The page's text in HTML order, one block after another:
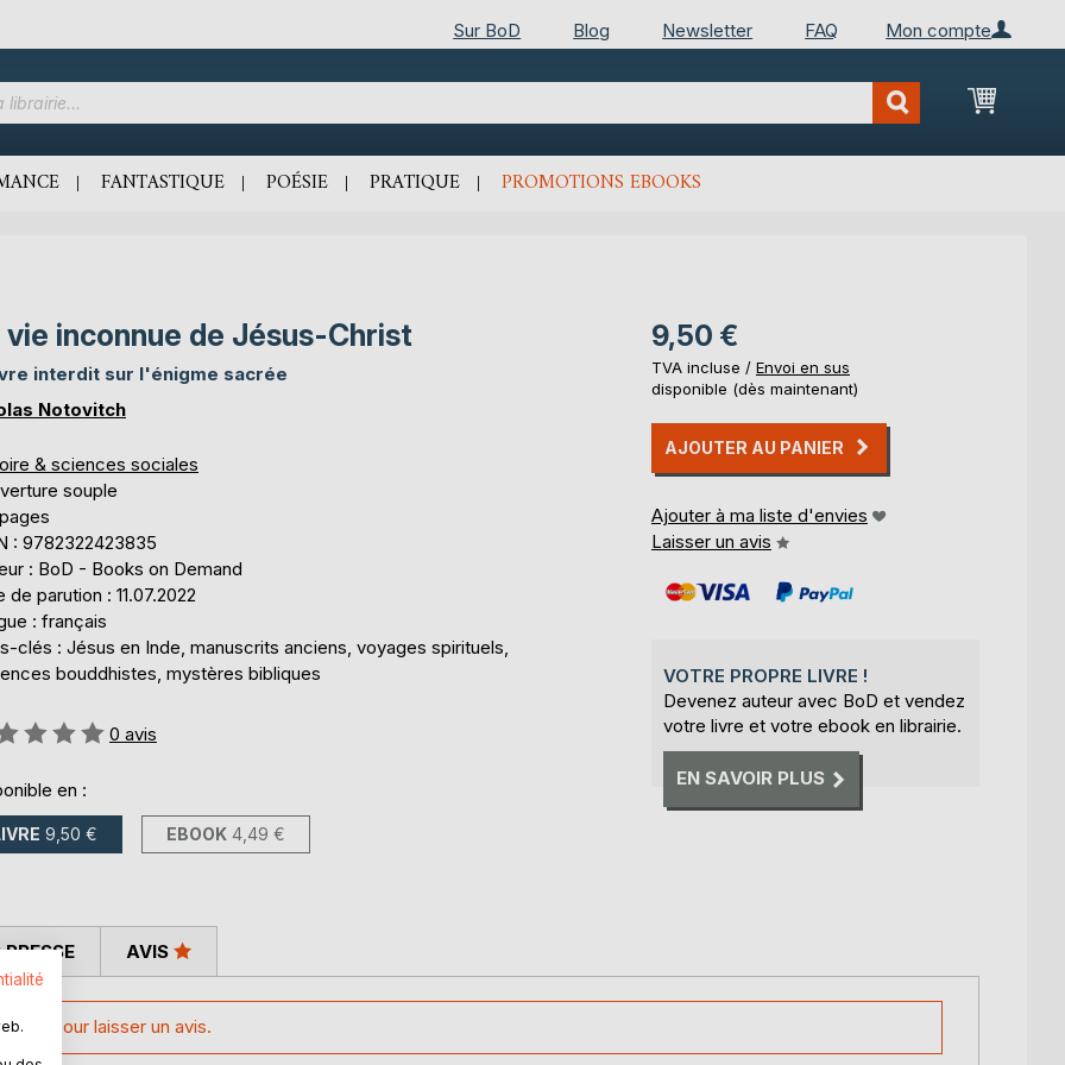
Mon compte
Sur BoD Blog Newsletter FAQ
Mon
FANTASTIQUE POÉSIE PRATIQUE PROMOTIONS EBOOKS
vie inconnue de Jésus-Christ
interdit sur l'énigme sacrée
Notovitch
& sciences sociales
souple
: 9782322423835
: BoD - Books on Demand
de parution : 11.07.2022
: français
clés : Jésus en Inde, manuscrits anciens, voyages spirituels,
bouddhistes, mystères bibliques
0 avis
en :
9,50 € EBOOK 4,49 €
9,50 €
TVA incluse / Envoi en sus
disponible (dès maintenant)
AJOUTER AU PANIER
Ajouter à ma liste d'envies
Laisser un avis
VOTRE PROPRE LIVRE !
Devenez auteur avec BoD et vendez
votre livre et votre ebook en librairie.
EN SAVOIR PLUS
explore une hypothèse fascinante et controversée
russe.
AVIS
pour laisser un avis.